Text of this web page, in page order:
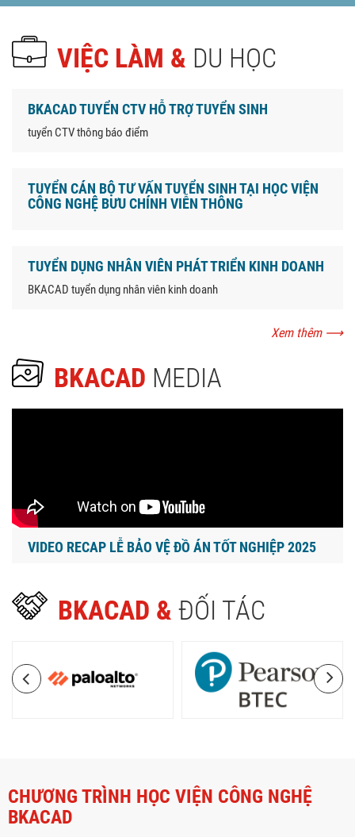
VIỆC LÀM & DU HỌC
BKACAD TUYỂN CTV HỖ TRỢ TUYỂN SINH
tuyển CTV thông báo điểm
TUYỂN CÁN BỘ TƯ VẤN TUYỂN SINH TẠI HỌC VIỆN
CÔNG NGHỆ BƯU CHÍNH VIỄN THÔNG
TUYỂN DỤNG NHÂN VIÊN PHÁT TRIỂN KINH DOANH
BKACAD tuyển dụng nhân viên kinh doanh
Xem thêm ⟶
BKACAD MEDIA
VIDEO RECAP LỄ BẢO VỆ ĐỒ ÁN TỐT NGHIỆP 2025
BKACAD & ĐỐI TÁC
CHƯƠNG TRÌNH HỌC VIỆN CÔNG NGHỆ
BKACAD